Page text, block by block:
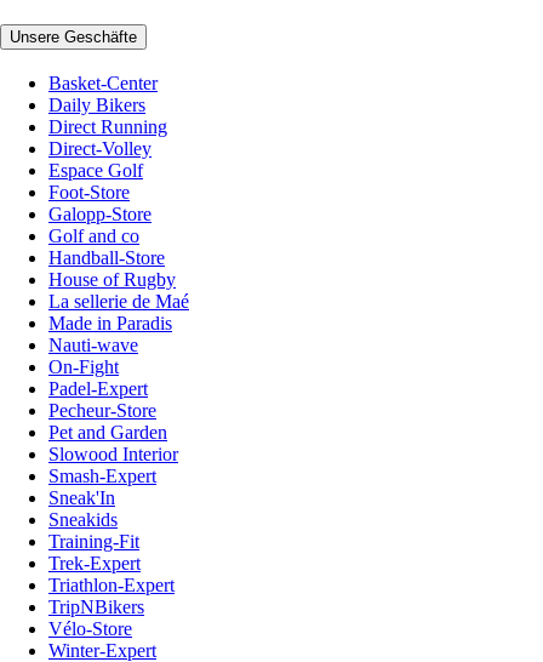
Unsere Geschäfte
Basket-Center
Daily Bikers
Direct Running
Direct-Volley
Espace Golf
Foot-Store
Galopp-Store
Golf and co
Handball-Store
House of Rugby
La sellerie de Maé
Made in Paradis
Nauti-wave
On-Fight
Padel-Expert
Pecheur-Store
Pet and Garden
Slowood Interior
Smash-Expert
Sneak'In
Sneakids
Training-Fit
Trek-Expert
Triathlon-Expert
TripNBikers
Vélo-Store
Winter-Expert